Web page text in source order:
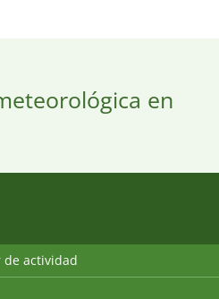
en
de actividad